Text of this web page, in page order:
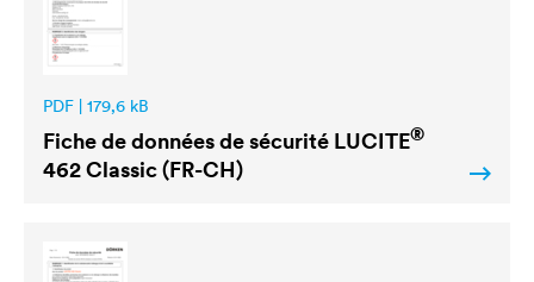
PDF | 179,6 kB
Fiche de données de sécurité LUCITE®
462 Classic (FR-CH)